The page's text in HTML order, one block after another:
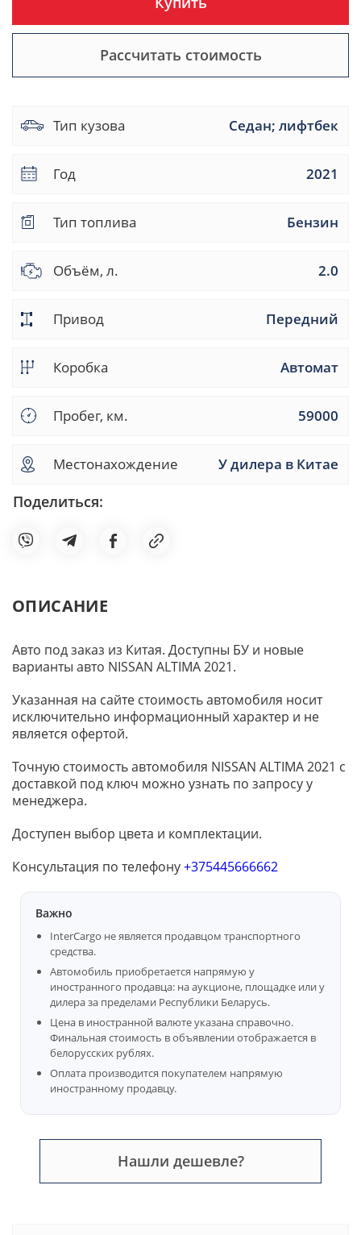
Рассчитать стоимость
Тип кузова Седан; лифтбек
Год 2021
Тип топлива Бензин
Объём, л. 2.0
Привод Передний
Коробка Автомат
Пробег, км. 59000
Местонахождение У дилера в Китае
Поделиться:
ОПИСАНИЕ
Авто под заказ из Китая. Доступны БУ и новые
варианты авто NISSAN ALTIMA 2021.
Указанная на сайте стоимость автомобиля носит
исключительно информационный характер и не
является офертой.
Точную стоимость автомобиля NISSAN ALTIMA 2021 с
доставкой под ключ можно узнать по запросу у
менеджера.
Доступен выбор цвета и комплектации.
Консультация по телефону+375445666662
Важно
InterCargo не является продавцом транспортного
средства.
Автомобиль приобретается напрямую у
иностранного продавца: на аукционе, площадке или у
дилера за пределами Республики Беларусь.
Цена в иностранной валюте указана справочно.
Финальная стоимость в объявлении отображается в
белорусских рублях.
Оплата производится покупателем напрямую
иностранному продавцу.
Нашли дешевле?